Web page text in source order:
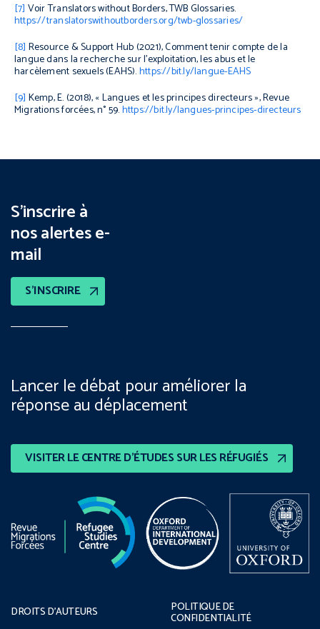
[7] Voir Translators without Borders,TWB Glossaries.
https://translatorswithoutborders.org/twb-glossaries/
[8] Resource &SupportHub(2021),Comment tenir compte de la
langue dans la recherche sur l’exploitation, les abus et le
harcèlement sexuels (EAHS).https://bit.ly/langue-EAHS
[9] Kemp, E. (2018), « Langues et les principes directeurs »,Revue
Migrations forcées, n° 59.https://bit.ly/langues-principes-directeurs
S’inscrire à
nos alertes e-
mail
S’INSCRIRE
VISITER LE CENTRE D’ÉTUDES SUR LES RÉFUGIÉS
Lancer le débat pour améliorer la
réponse au déplacement
DROITS D’AUTEURS POLITIQUE DE
CONFIDENTIALITÉ